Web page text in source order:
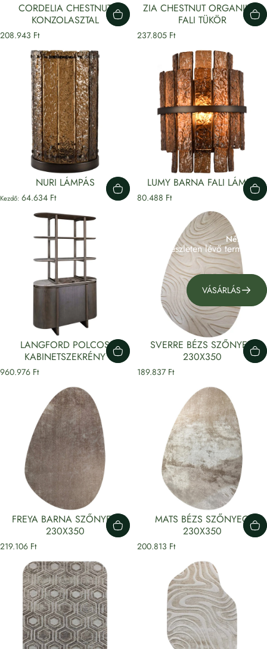
Nézd meg!
Készleten lévő termékeink
VÁSÁRLÁS
CORDELIA CHESTNUT
KONZOLASZTAL
208.943 Ft
ZIA CHESTNUT ORGANIKUS
FALI TÜKÖR
237.805 Ft
NURI LÁMPÁS
Kezdő: 64.634 Ft
LUMY BARNA FALI LÁMPA
80.488 Ft
LANGFORD POLCOS
KABINETSZEKRÉNY
960.976 Ft
SVERRE BÉZS SZŐNYEG
230X350
189.837 Ft
FREYA BARNA SZŐNYEG
230X350
219.106 Ft
MATS BÉZS SZŐNYEG
230X350
200.813 Ft